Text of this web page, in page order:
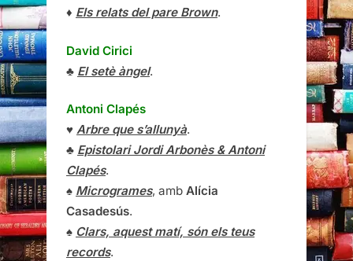
♦ Els relats del pare Brown.
David Cirici
♣ El setè àngel.
Antoni Clapés
♥ Arbre que s’allunyà.
♣ Epistolari Jordi Arbonès & Antoni
Clapés.
♠ Microgrames, amb Alícia
Casadesús.
♠ Clars, aquest matí, són els teus
records.